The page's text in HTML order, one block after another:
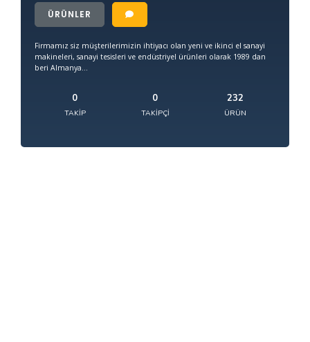
ÜRÜNLER
Firmamız siz müşterilerimizin ihtiyacı olan yeni ve ikinci el sanayi
makineleri, sanayi tesisleri ve endüstriyel ürünleri olarak 1989 dan
beri Almanya...
0
TAKIP
0
TAKIPÇI
232
ÜRÜN